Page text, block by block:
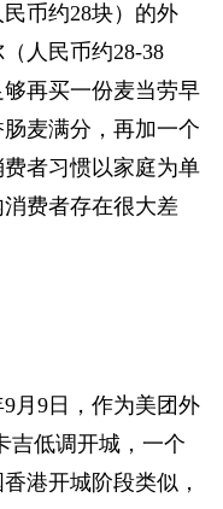
币约28块）的外
人民币约28-38
再买一份麦当劳早
麦满分，再加一个
者习惯以家庭为单
费者存在很大差
月9日，作为美团外
吉低调开城，一个
港开城阶段类似，